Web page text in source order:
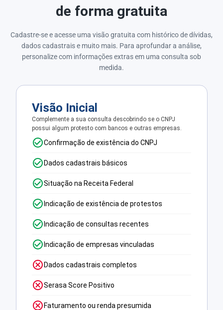
de forma gratuita
Cadastre-se e acesse uma visão gratuita com histórico de dívidas,
dados cadastrais e muito mais. Para aprofundar a análise,
personalize com informações extras em uma consulta sob
medida.
Visão Inicial
Complemente a sua consulta descobrindo se o CNPJ
possui algum protesto com bancos e outras empresas.
Confirmação de existência do CNPJ
Dados cadastrais básicos
Situação na Receita Federal
Indicação de existência de protestos
Indicação de consultas recentes
Indicação de empresas vinculadas
Dados cadastrais completos
Serasa Score Positivo
Faturamento ou renda presumida